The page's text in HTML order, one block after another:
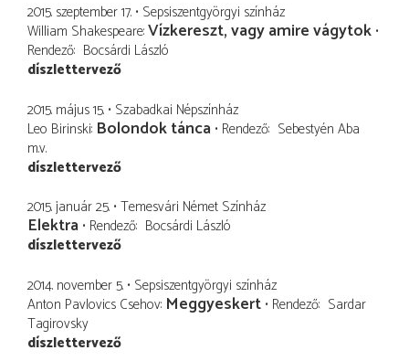
2015. szeptember 17. Sepsiszentgyörgyi színház
William Shakespeare Vízkereszt, vagy amire vágytok
Rendező Bocsárdi László
díszlettervező
2015. május 15. Szabadkai Népszínház
Leo Birinski Bolondok tánca Rendező Sebestyén Aba
m.v.
díszlettervező
2015. január 25. Temesvári Német Színház
Elektra Rendező Bocsárdi László
díszlettervező
2014. november 5. Sepsiszentgyörgyi színház
Anton Pavlovics Csehov Meggyeskert Rendező Sardar
Tagirovsky
díszlettervező